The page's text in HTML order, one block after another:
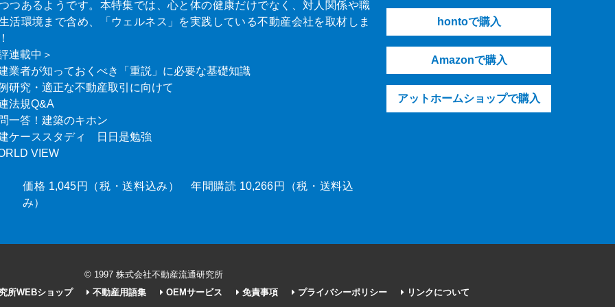
つあるようです。本特集では、心と体の健康だけでなく、対人関係や職
活環境まで含め、「ウェルネス」を実践している不動産会社を取材しま
連載中＞
業者が知っておくべき「重説」に必要な基礎知識
研究・適正な不動産取引に向けて
法規Q&A
一答！建築のキホン
ケーススタディ 日日是勉強
VIEW
価格 1,045円（税・送料込み） 年間購読 10,266円（税・送料込
み）
hontoで購入
Amazonで購入
アットホームショップで購入
© 1997 株式会社不動産流通研究所
所WEBショップ
不動産用語集 OEMサービス 免責事項 プライバシーポリシー リンクについて